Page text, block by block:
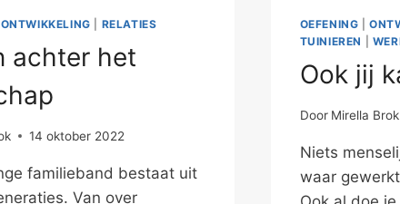
ONTWIKKELING RELATIES
achter het
14 oktober 2022
familieband bestaat uit
Van over
OEFENING |
TUINIEREN
Ook jij
Door Mirella Brok
Niets
waar